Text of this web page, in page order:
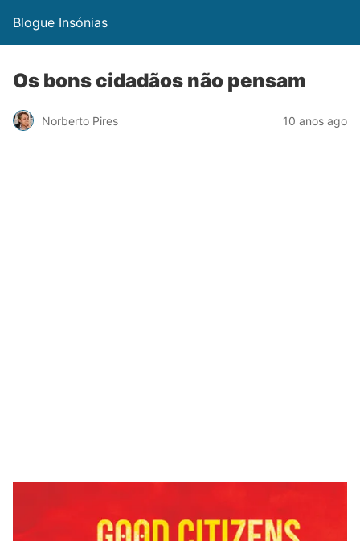
Blogue Insónias
Os bons cidadãos não pensam
Norberto Pires 10 anos ago